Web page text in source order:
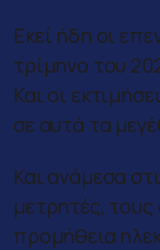
Εκεί ήδη οι
τρίμηνο του
Και οι
σε αυτά τα
Και ανάμεσα
μετρητές,
προμήθεια